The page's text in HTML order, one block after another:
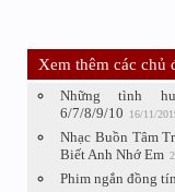
Xem thêm các chủ
Những tình
6/7/8/9/10
16/11/
Nhạc Buồn Tâm
Biết Anh Nhớ Em
Phim ngắn đồng